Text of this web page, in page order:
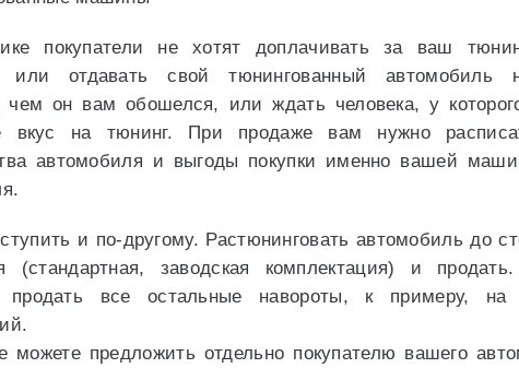
покупатели не хотят доплачивать за ваш
или отдавать свой тюнингованный автомобиль
он вам обошелся, или ждать человека, у
вкус на тюнинг. При продаже вам нужно
автомобиля и выгоды покупки именно вашей
и по-другому. Растюнинговать автомобиль до
(стандартная, заводская комплектация) и
продать все остальные навороты, к примеру, на
можете предложить отдельно покупателю вашего